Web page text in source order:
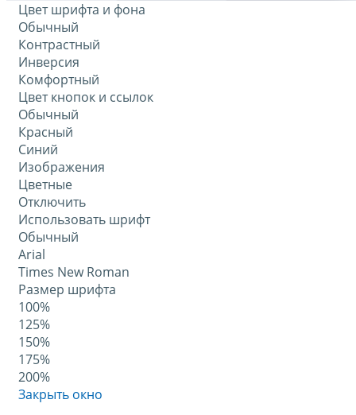
Цвет шрифта и фона
Обычный
Контрастный
Инверсия
Комфортный
Цвет кнопок и ссылок
Обычный
Красный
Синий
Изображения
Цветные
Отключить
Использовать шрифт
Обычный
Arial
Times New Roman
Размер шрифта
100%
125%
150%
175%
200%
Закрыть окно